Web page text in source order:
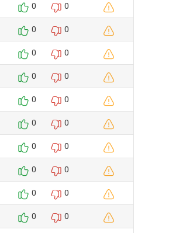
0 0
0 0
0 0
0 0
0 0
0 0
0 0
0 0
0 0
0 0